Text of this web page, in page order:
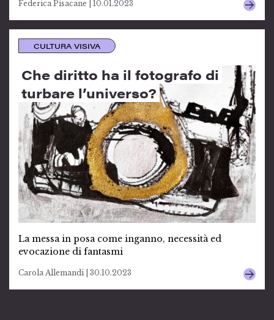
Federica Pisacane | 10.01.2023
CULTURA VISIVA
Che diritto ha il fotografo di
turbare l’universo?
La messa in posa come inganno, necessità ed
evocazione di fantasmi
Carola Allemandi | 30.10.2023